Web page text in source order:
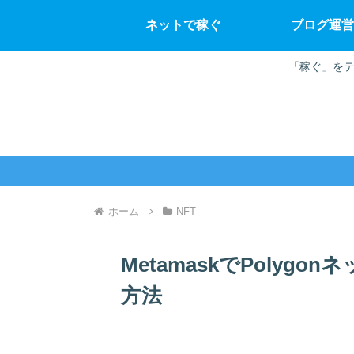
「稼ぐ」を
ネットで稼ぐ ブログ運営
ホーム NFT
MetamaskでPolygonネ
方法